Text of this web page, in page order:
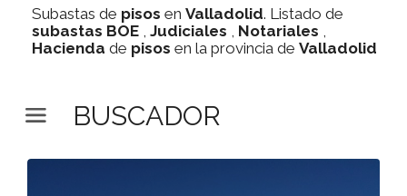
Subastas de pisos en Valladolid. Listado de
subastas BOE , Judiciales , Notariales ,
Hacienda de pisos en la provincia de Valladolid
BUSCADOR